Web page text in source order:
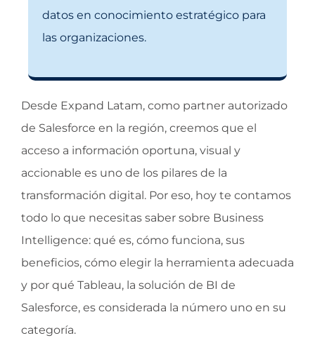
datos en conocimiento estratégico para
las organizaciones.
Desde Expand Latam, como partner autorizado
de Salesforce en la región, creemos que el
acceso a información oportuna, visual y
accionable es uno de los pilares de la
transformación digital. Por eso, hoy te contamos
todo lo que necesitas saber sobre Business
Intelligence: qué es, cómo funciona, sus
beneficios, cómo elegir la herramienta adecuada
y por qué Tableau, la solución de BI de
Salesforce, es considerada la número uno en su
categoría.